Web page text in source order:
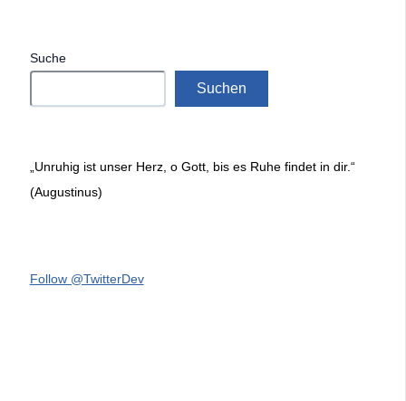
Suche
Suchen
„Unruhig ist unser Herz, o Gott, bis es Ruhe findet in dir.“
(Augustinus)
Follow @TwitterDev